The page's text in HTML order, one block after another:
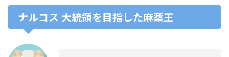
ナルコス 大統領を目指した麻薬王